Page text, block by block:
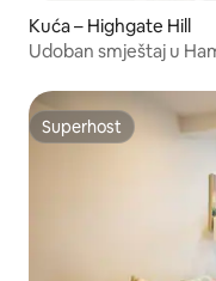
Kuća – Highgate Hill
Udoban smještaj u
Superhost
Superhost